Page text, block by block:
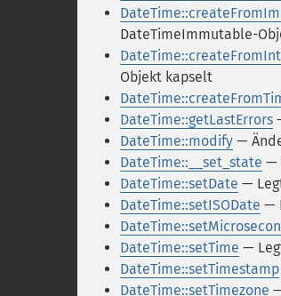
DateTimeImmutable-
Objekt kapselt
DateTime::getLastErrors
DateTime::modify —
DateTime::__set_state —
DateTime::setDate —
DateTime::setISODate —
DateTime::setTime —
DateTime::setTimestamp
DateTime::setTimezone